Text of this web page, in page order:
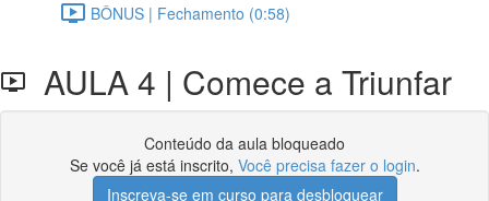
BÔNUS | Fechamento (0:58)
AULA 4 | Comece a Triunfar
Conteúdo da aula bloqueado
Se você já está inscrito, Você precisa fazer o login.
Inscreva-se em curso para desbloquear